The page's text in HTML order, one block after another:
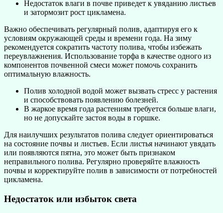
Недостаток влаги в почве приведет к увяданию листьев
и затормозит рост цикламена.
Важно обеспечивать регулярный полив, адаптируя его к
условиям окружающей среды и времени года. На зиму
рекомендуется сократить частоту полива, чтобы избежать
переувлажнения. Использование торфа в качестве одного из
компонентов почвенной смеси может помочь сохранить
оптимальную влажность.
Полив холодной водой может вызвать стресс у растения
и способствовать появлению болезней.
В жаркое время года растениям требуется больше влаги,
но не допускайте застоя воды в горшке.
Для наилучших результатов полива следует ориентироваться
на состояние почвы и листьев. Если листья начинают увядать
или появляются пятна, это может быть признаком
неправильного полива. Регулярно проверяйте влажность
почвы и корректируйте полив в зависимости от потребностей
цикламена.
Недостаток или избыток света